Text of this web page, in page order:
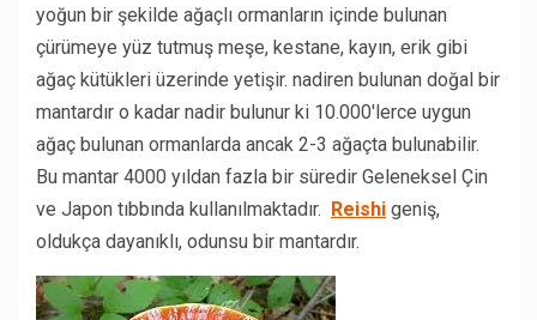
yoğun bir şekilde ağaçlı ormanların içinde bulunan
çürümeye yüz tutmuş meşe, kestane, kayın, erik gibi
ağaç kütükleri üzerinde yetişir. nadiren bulunan doğal bir
mantardır o kadar nadir bulunur ki 10.000′lerce uygun
ağaç bulunan ormanlarda ancak 2-3 ağaçta bulunabilir.
Bu mantar 4000 yıldan fazla bir süredir Geleneksel Çin
ve Japon tıbbında kullanılmaktadır. Reishi geniş,
oldukça dayanıklı, odunsu bir mantardır.